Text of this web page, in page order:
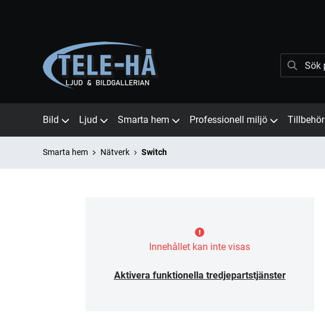
Bild Ljud Smarta hem Professionell miljö Tillbehör
Smarta hem Nätverk Switch
Innehållet kan inte visas
Aktivera funktionella tredjepartstjänster